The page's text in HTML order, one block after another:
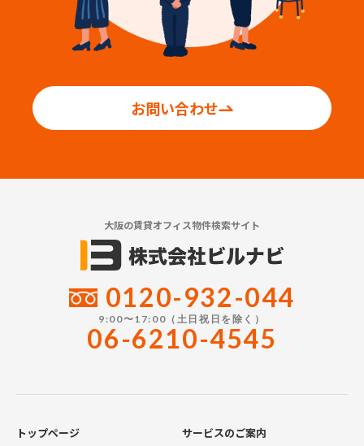
お問い合わせ
大阪の賃貸オフィス物件検索サイト
0120-932-044
9:00〜17:00（土日祝日を除く）
06-6210-4545
トップページ
サービスのご案内